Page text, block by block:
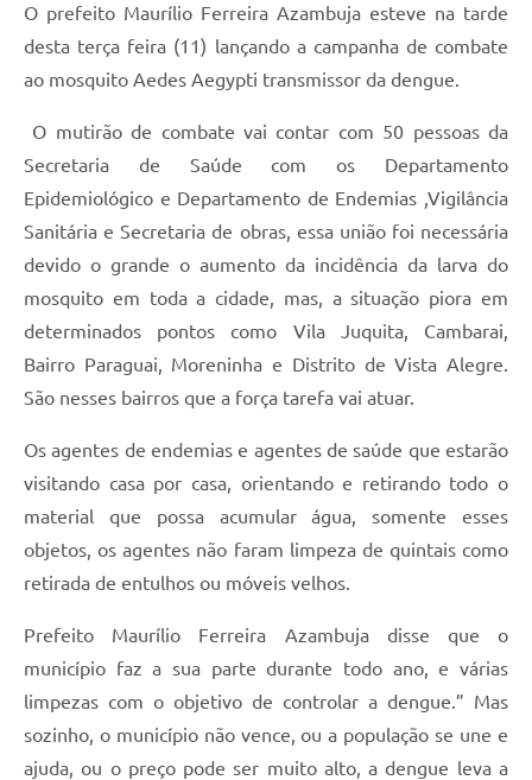
O prefeito Maurílio Ferreira Azambuja esteve na tarde
desta terça feira (11) lançando a campanha de combate
ao mosquito Aedes Aegypti transmissor da dengue.
O mutirão de combate vai contar com 50 pessoas da
Secretaria de Saúde com os Departamento
Epidemiológico e Departamento de Endemias ,Vigilância
Sanitária e Secretaria de obras, essa união foi necessária
devido o grande o aumento da incidência da larva do
mosquito em toda a cidade, mas, a situação piora em
determinados pontos como Vila Juquita, Cambarai,
Bairro Paraguai, Moreninha e Distrito de Vista Alegre.
São nesses bairros que a força tarefa vai atuar.
Os agentes de endemias e agentes de saúde que estarão
visitando casa por casa, orientando e retirando todo o
material que possa acumular água, somente esses
objetos, os agentes não faram limpeza de quintais como
retirada de entulhos ou móveis velhos.
Prefeito Maurílio Ferreira Azambuja disse que o
município faz a sua parte durante todo ano, e várias
limpezas com o objetivo de controlar a dengue.” Mas
sozinho, o município não vence, ou a população se une e
ajuda, ou o preço pode ser muito alto, a dengue leva a